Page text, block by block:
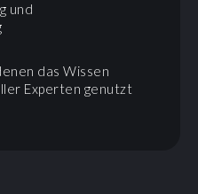
und
das Wissen
Experten genutzt